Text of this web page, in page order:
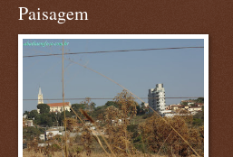
Paisagem